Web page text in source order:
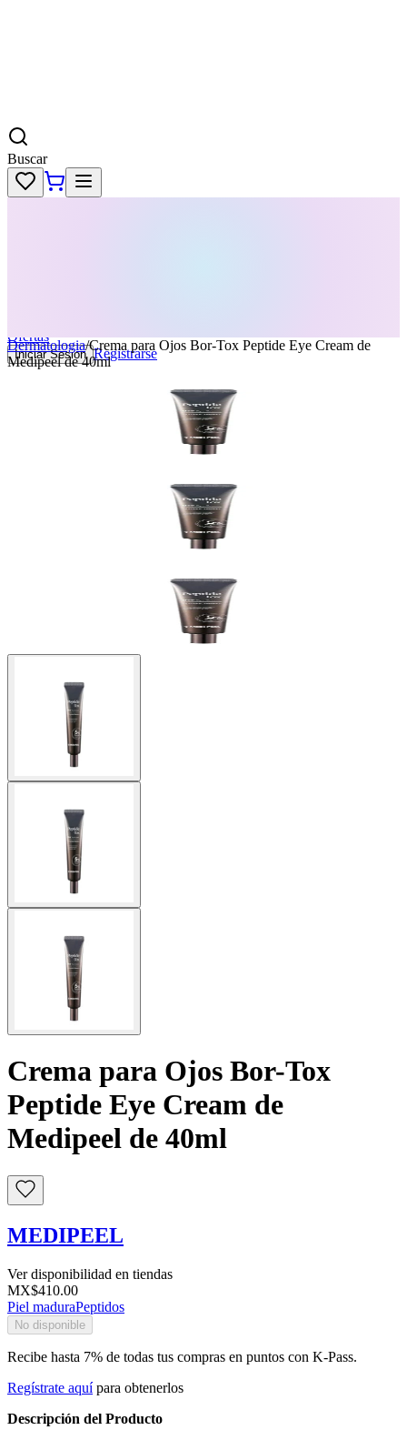
Buscar
Ofertas
Iniciar Sesion Registrarse
Dermatologia/Crema para Ojos Bor-Tox Peptide Eye Cream de
Medipeel de 40ml
Crema para Ojos Bor-Tox
Peptide Eye Cream de
Medipeel de 40ml
MEDIPEEL
Ver disponibilidad en tiendas
MX$410.00
Piel maduraPeptidos
No disponible
Recibe hasta 7% de todas tus compras en puntos con K-Pass.
Regístrate aquí para obtenerlos
Descripción del Producto